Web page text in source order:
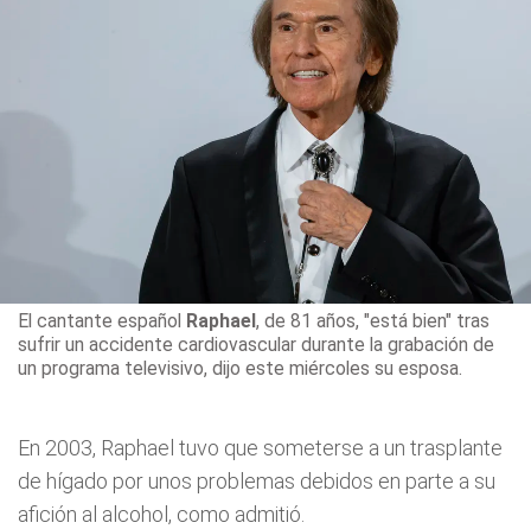
El cantante español Raphael , de 81 años, "está bien" tras
sufrir un accidente cardiovascular durante la grabación de
un programa televisivo, dijo este miércoles su esposa.
En 2003, Raphael tuvo que someterse a un trasplante
de hígado por unos problemas debidos en parte a su
afición al alcohol, como admitió.